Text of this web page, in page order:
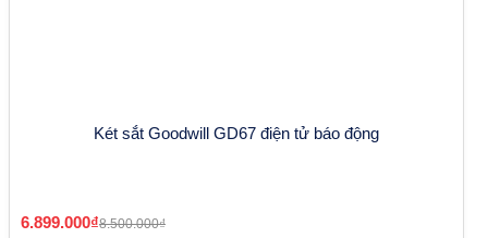
Két sắt Goodwill GD67 điện tử báo động
6.899.000₫8.500.000₫